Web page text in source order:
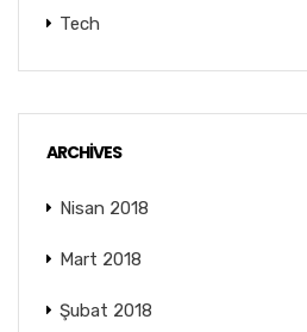
Tech
ARCHIVES
Nisan 2018
Mart 2018
Şubat 2018